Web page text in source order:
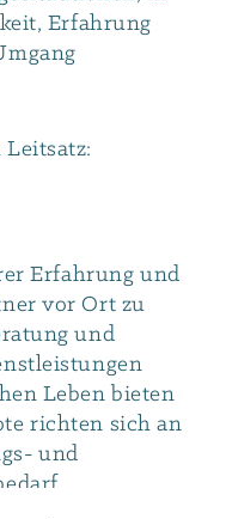
Erfahrung
Erfahrung und
vor Ort zu
und
Leben bieten
richten sich an
und